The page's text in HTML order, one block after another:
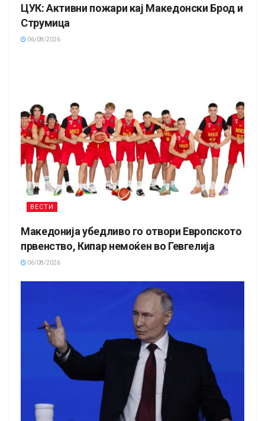
ЦУК: Активни пожари кај Македонски Брод и
Струмица
06/08/2026
ВЕСТИ
Македонија убедливо го отвори Европското
првенство, Кипар немоќен во Гевгелија
06/08/2026